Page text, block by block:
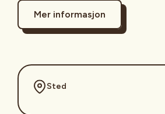
Mer informasjon
Sted